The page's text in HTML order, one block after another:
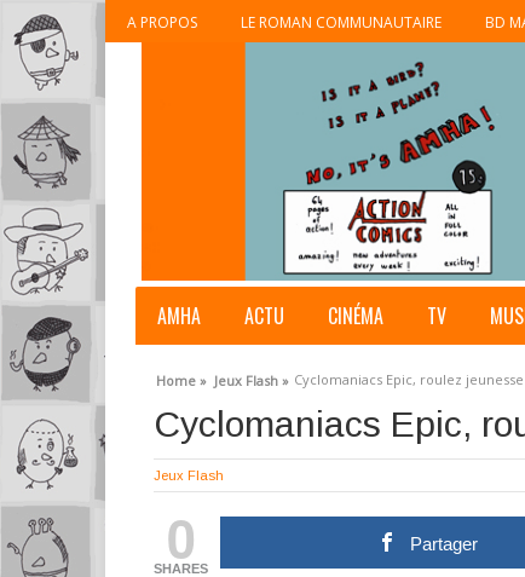
A PROPOS LE ROMAN COMMUNAUTAIRE BD
AMHA ACTU CINÉMA TV
Home » Jeux Flash » Cyclomaniacs Epic, roulez jeunesse
Cyclomaniacs Epic,
Jeux Flash
0
SHARES
Partager